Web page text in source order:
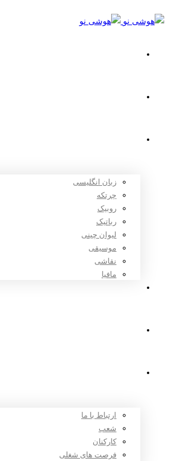
زبان انگلیسی
چرتکه
روبیک
رباتیک
لیوان چینی
موسیقی
نقاشی
مافیا
ارتباط با ما
شعب
کارکنان
فرصت های شغلی